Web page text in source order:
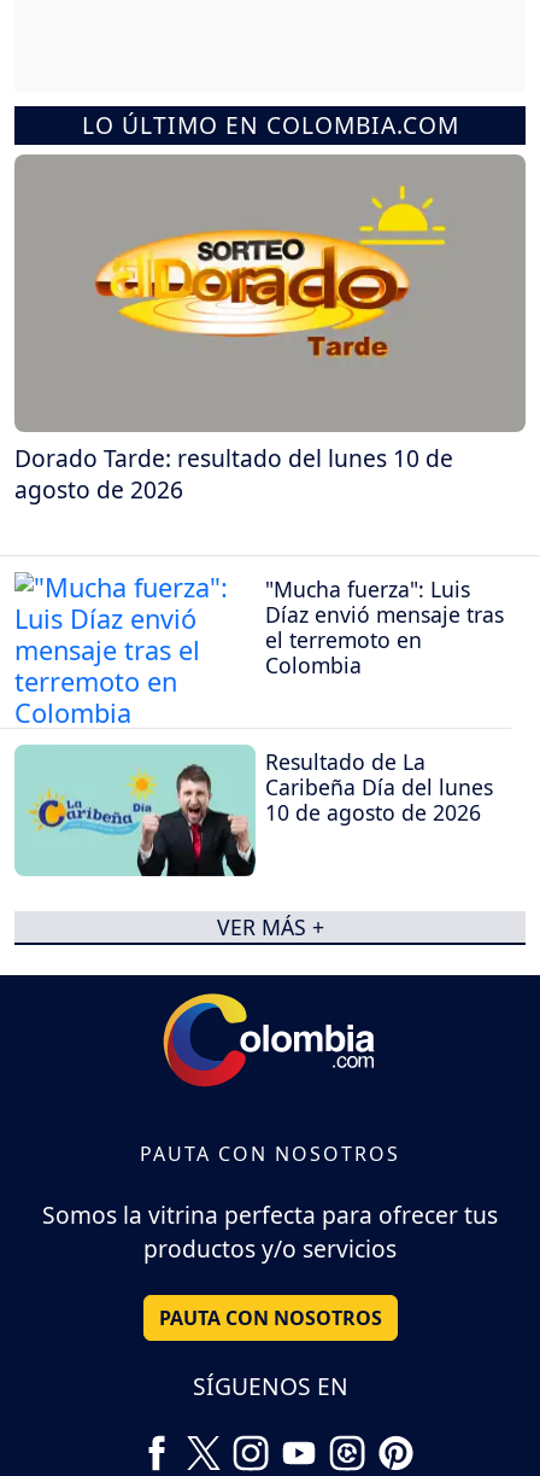
LO ÚLTIMO EN COLOMBIA.COM
Dorado Tarde: resultado del lunes 10 de
agosto de 2026
"Mucha fuerza": Luis
Díaz envió mensaje tras
el terremoto en
Colombia
Resultado de La
Caribeña Día del lunes
10 de agosto de 2026
VER MÁS +
PAUTA CON NOSOTROS
Somos la vitrina perfecta para ofrecer tus
productos y/o servicios
PAUTA CON NOSOTROS
SÍGUENOS EN